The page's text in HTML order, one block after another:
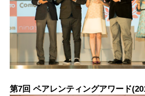
第7回 ペアレンティングアワード